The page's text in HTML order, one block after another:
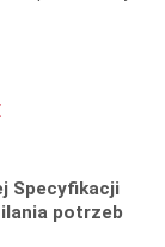
Specyfikacji
potrzeb